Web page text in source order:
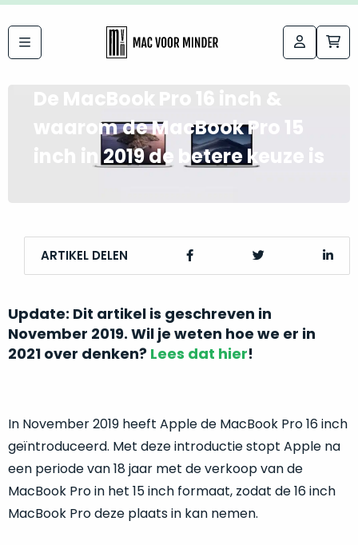
De MacBook Pro 16 inch &
waarom de MacBook Pro 15
inch in 2019 de betere keuze is
ARTIKEL DELEN
Update: Dit artikel is geschreven in
November 2019. Wil je weten hoe we er in
2021 over denken? Lees dat hier!
In November 2019 heeft Apple de MacBook Pro 16 inch
geïntroduceerd. Met deze introductie stopt Apple na
een periode van 18 jaar met de verkoop van de
MacBook Pro in het 15 inch formaat, zodat de 16 inch
MacBook Pro deze plaats in kan nemen.
Bij
conditie
Zowel
de
“customer
return ”
doos
eenmalig
geopend”
zijn
varianten
van
Labels:
past
Het
lastig
zijn
om
te
kiezen.
Zeker
wanneer
je